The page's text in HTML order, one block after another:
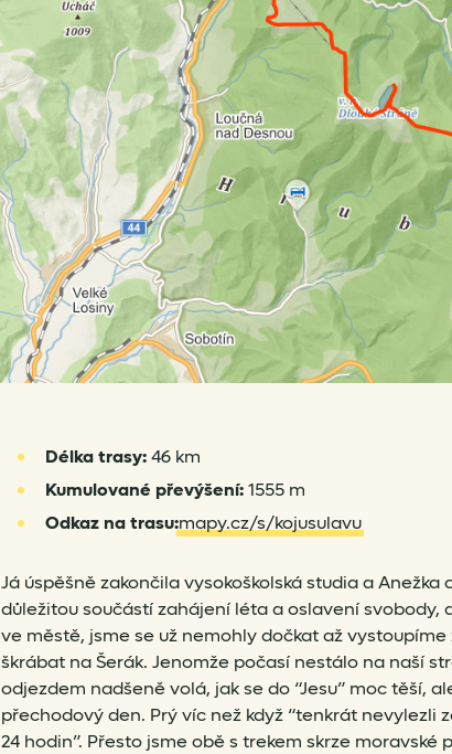
Délka trasy:46 km
Kumulované převýšení:1555 m
Odkaz na trasu:mapy.cz/s/kojusulavu
Já úspěšně zakončila vysokoškolská studia a
důležitou součástí zahájení léta a oslavení svobody,
ve městě, jsme se už nemohly dočkat až
škrábat na Šerák. Jenomže počasí nestálo na naší
odjezdem nadšeně volá, jak se do “Jesu” moc těší,
přechodový den. Prý víc než když “tenkrát nevylezli
24 hodin”. Přesto jsme obě s trekem skrze